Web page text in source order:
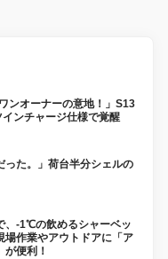
ンオーナーの意地！」S13
ンチャージ仕様で覚醒
った。」荷台半分シェルの
、-1℃の飲めるシャーベッ
場作業やアウトドアに「ア
便利！